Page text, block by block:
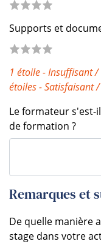
Supports et
1 étoile - Insuffisant
étoiles -Satisfaisant /
Le formateur s'est-
de formation ?
Remarques et
De quelle manière
stage dans votre